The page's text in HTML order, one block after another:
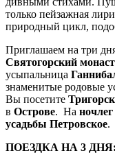
только пейзажная
природный цикл,
Приглашаем на три
Святогорский
усыпальница
знаменитые родовые
Вы посетите
в Острове. На ночлег
усадьбы Петровское.
ПОЕЗДКА НА 3 ДНЯ: